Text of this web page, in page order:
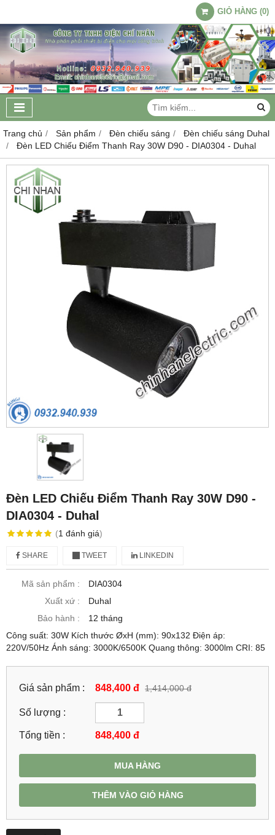
GIỎ HÀNG (0)
Trang chủ Sản phẩm Đèn chiếu sáng
Đèn chiếu sáng Duhal
Đèn LED Chiếu Điểm Thanh Ray 30W D90 - DIA0304 - Duhal
Đèn LED Chiếu Điểm Thanh Ray 30W D90 -
DIA0304 - Duhal
(1 đánh giá)
SHARE TWEET LINKEDIN
Mã sản phẩm :
DIA0304
Xuất xứ :
Duhal
Bảo hành :
12 tháng
Công suất: 30W Kích thước ØxH (mm): 90x132 Điện áp:
220V/50Hz Ánh sáng: 3000K/6500K Quang thông: 3000lm CRI: 85
Giá sản phẩm : 848,400 đ 1,414,000 đ
Số lượng :
Tổng tiền : 848,400 đ
MUA HÀNG
THÊM VÀO GIỎ HÀNG